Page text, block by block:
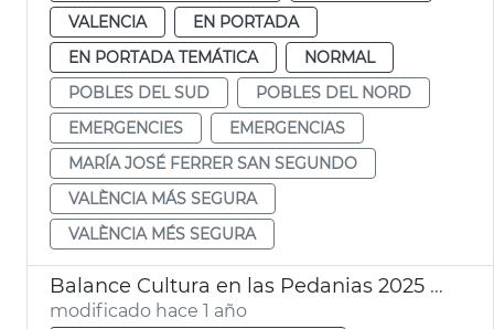
VALENCIA
EN PORTADA
EN PORTADA TEMÁTICA
NORMAL
POBLES DEL SUD
POBLES DEL NORD
EMERGENCIES
EMERGENCIAS
MARÍA JOSÉ FERRER SAN SEGUNDO
VALÈNCIA MÁS SEGURA
VALÈNCIA MÉS SEGURA
Balance Cultura en las Pedanias 2025 Ayuntamiento València
modificado hace 1 año